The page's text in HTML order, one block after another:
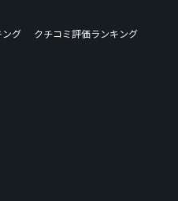
ング
クチコミ評価ランキング